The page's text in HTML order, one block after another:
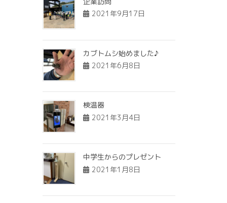
2021年9月17日
カブトムシ始めました♪
2021年6月8日
検温器
2021年3月4日
中学生からのプレゼント
2021年1月8日